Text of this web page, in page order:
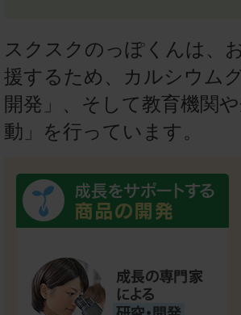
スクスクのっぽくんは、
援するため、カルシウム
開発」、そして教育機関
動」を行っています。